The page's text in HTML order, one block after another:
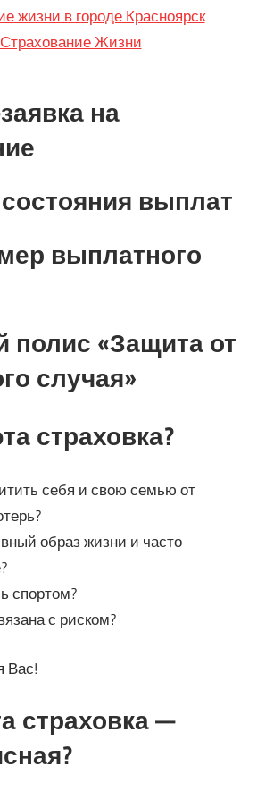
жизни в городе Красноярск
Жизни
на
выплат
выплатного
полис «Защита от
случая»
страховка?
себя и свою семью от
образ жизни и часто
спортом?
с риском?
Вас!
страховка —